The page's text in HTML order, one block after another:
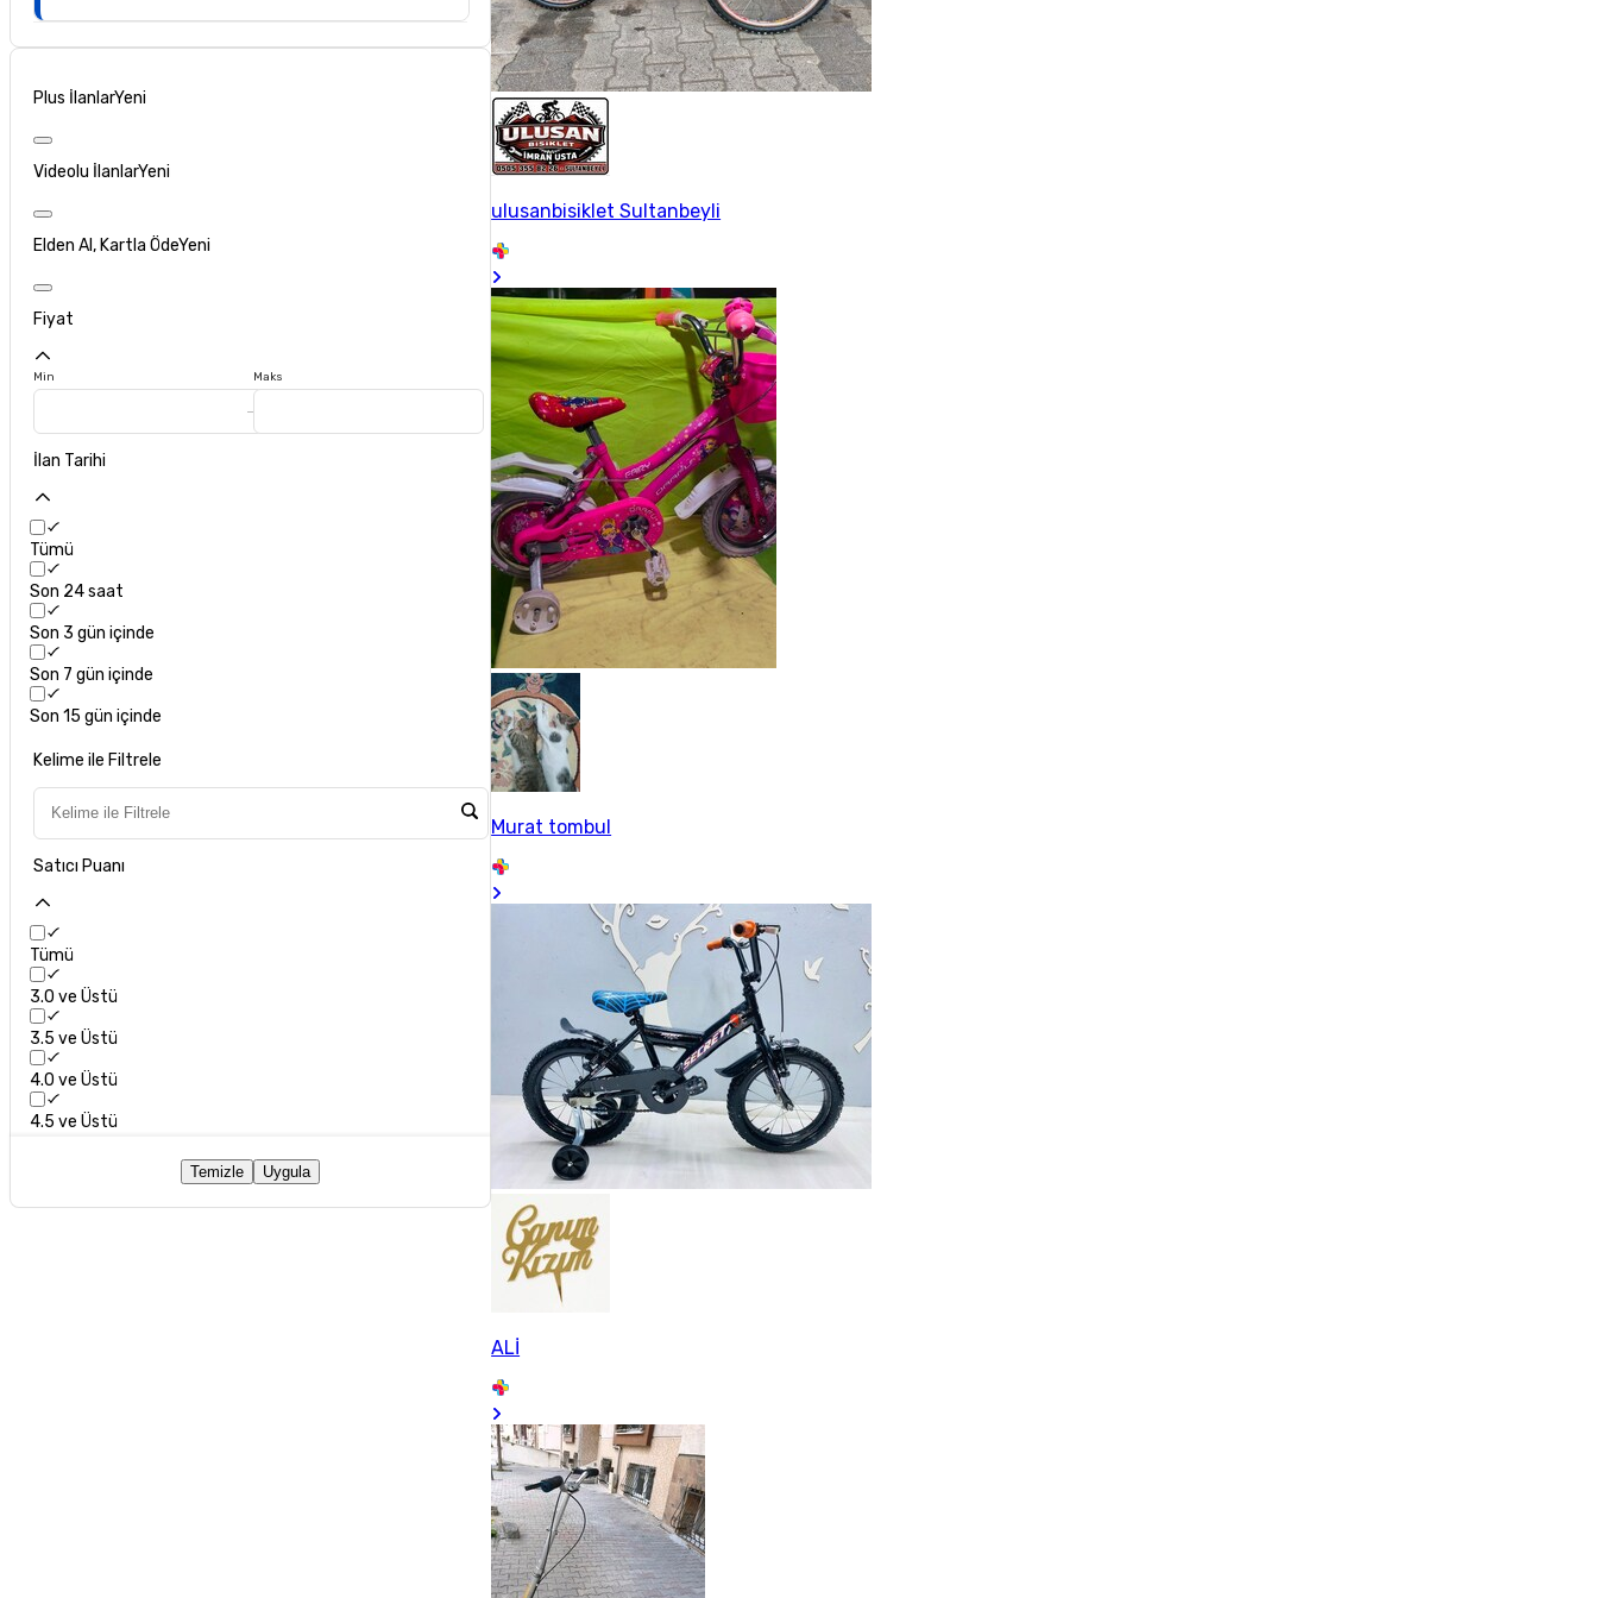
Plus İlanlarYeni
Videolu İlanlarYeni
Elden Al, Kartla ÖdeYeni
Fiyat
Min Maks
İlan Tarihi
Tümü
Son 24 saat
Son 3 gün içinde
Son 7 gün içinde
Son 15 gün içinde
Kelime ile Filtrele
Satıcı Puanı
Tümü
3.0 ve Üstü
3.5 ve Üstü
4.0 ve Üstü
4.5 ve Üstü
Temizle Uygula
ulusanbisiklet Sultanbeyli
Murat tombul
ALİ